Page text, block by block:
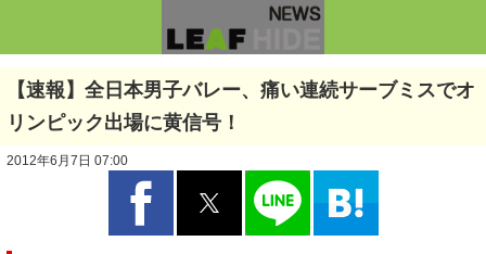
【速報】全日本男子バレー、痛い連続サーブミスでオ
リンピック出場に黄信号！
2012年6月7日 07:00